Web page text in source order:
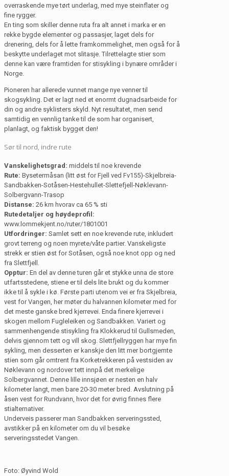
overraskende mye tørt underlag, med mye steinflater og
fine rygger.
En ting som skiller denne ruta fra alt annet i marka er en
rekke bygde elementer og passasjer, laget dels for
drenering, dels for å lette framkommelighet, men også for å
beskytte underlaget mot slitasje. Tilrettelagte stier som
denne kan være framtiden for stisykling i bynære områder i
Norge.
Pioneren har allerede vunnet mange nye venner til
skogsykling. Det er lagt ned et enormt dugnadsarbeide for
din og andre syklisters skyld. Nyt resultatet, men send
samtidig en vennlig tanke til de som har organisert,
planlagt, og faktisk bygget den!
Sør til nord, indre rute
Vanskelighetsgrad: middels til noe krevende
Rute: Bysetermåsan (litt øst for Fjell ved Fv155)-Skjelbreia-
Sandbakken-Sotåsen-Hestehullet-Slettefjell-Nøklevann-
Solbergvann-Trasop
Distanse: 26 km hvorav ca 65 % sti
Rutedetaljer og høydeprofil:
www.lommekjent.no/ruter/1801001
Utfordringer: Samlet sett en noe krevende rute, inkludert
grovt terreng og noen myrete/våte partier. Vanskeligste
strekk er stien øst for Sotåsen, også noe knot opp og ned
fra Slettfjell.
Opptur: En del av denne turen går et stykke unna de store
utfartsstedene, stiene er til dels lite brukt og du kommer
ikke til å sykle i kø. Første parti utenom vei er fra Skjelbreia,
vest for Vangen, her møter du halvannen kilometer med for
det meste ganske bred kjerrevei. Enda finere kjerrevei i
skogen mellom Fugleleiken og Sandbakken. Variert og
sammenhengende stisykling fra Klokkerud til Gullsmeden,
delvis gjennom tett og vill skog. Slettfjellryggen har mye fin
sykling, men desserten er kanskje den litt mer bortgjemte
stien som går omtrent fra Korketrekkeren på vestsiden av
Nøklevann og nordover tett innpå det merkelige
Solbergvannet. Denne lille innsjøen er nesten en halv
kilometer langt, men bare 20-30 meter bred. Avslutning på
åsen vest for Rundvann, hvor det for øvrig finnes flere
stialternativer.
Underveis passerer man Sandbakken serveringssted,
avstikker på en kilometer om du vil besøke
serveringsstedet Vangen.
Foto: Øyvind Wold